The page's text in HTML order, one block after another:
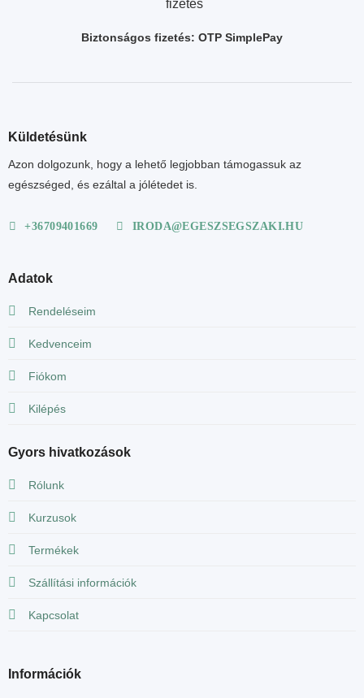
Biztonságos fizetés: OTP SimplePay
Küldetésünk
Azon dolgozunk, hogy a lehető legjobban támogassuk az
egészséged, és ezáltal a jólétedet is.
+36709401669 IRODA@EGESZSEGSZAKI.HU
Adatok
Rendeléseim
Kedvenceim
Fiókom
Kilépés
Gyors hivatkozások
Rólunk
Kurzusok
Termékek
Szállítási információk
Kapcsolat
Információk